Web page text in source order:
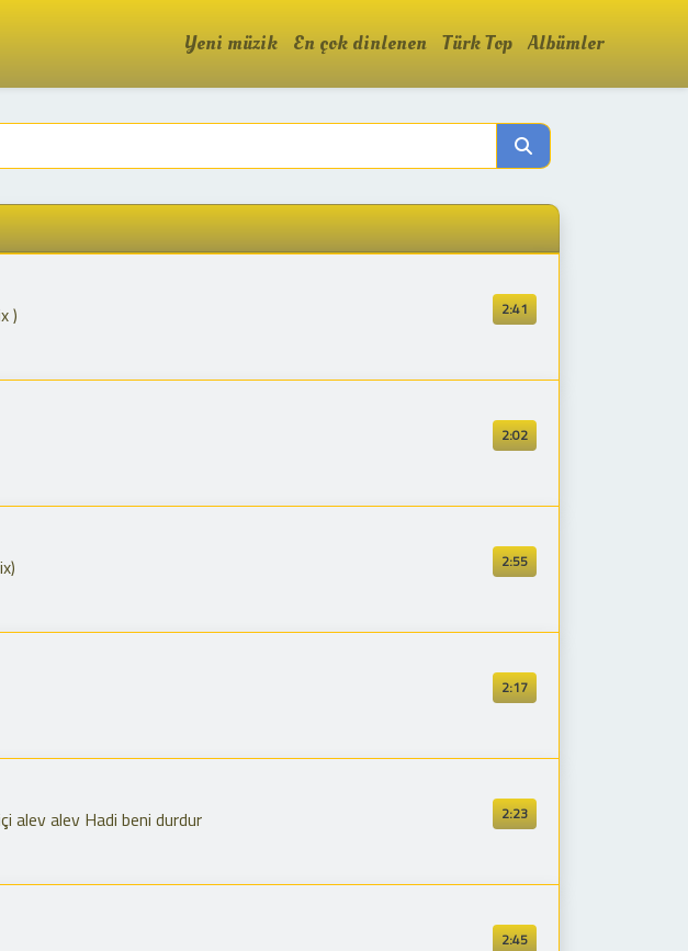
Yeni müzik En çok dinlenen Türk Top Albümler
2:41
)
2:02
2:55
2:17
2:23
alev alev Hadi beni durdur
2:45